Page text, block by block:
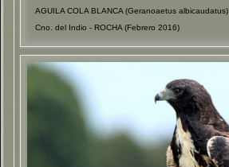
AGUILA COLA BLANCA (Geranoaetus albicaudatus)
Cno. del Indio - ROCHA (Febrero 2016)